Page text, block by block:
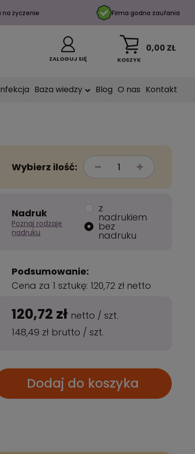
na życzenie Firma godna zaufania
ZALOGUJ SIĘ KOSZYK
0,00 ZŁ
Baza wiedzy Blog O nas Kontakt
Wybierz ilość:
Nadruk
Poznaj rodzaje
nadruku
z
nadrukiem
bez
nadruku
Podsumowanie:
Cena za 1 sztukę: 120,72 zł netto
120,72 zł netto /szt.
148,49 zł brutto /szt.
Dodaj do koszyka